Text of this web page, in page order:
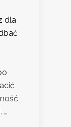
dla
…